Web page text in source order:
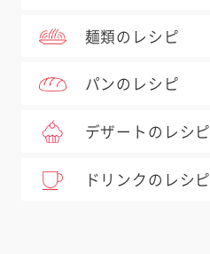
麺類のレシピ
パンのレシピ
デザートのレシピ
ドリンクのレシピ